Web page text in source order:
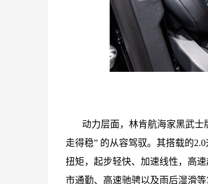
动力层面，林肯航海家黑武士
走得稳” 的从容驾驭。其搭载的
扭矩，起步轻快、加速线性，高
市通勤、高速驰骋以及雨后湿滑